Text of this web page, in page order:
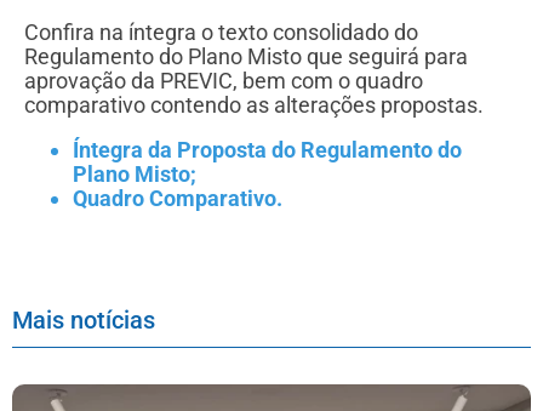
Confira na íntegra o texto consolidado do
Regulamento do Plano Misto que seguirá para
aprovação da PREVIC, bem com o quadro
comparativo contendo as alterações propostas.
Íntegra da Proposta do Regulamento do
Plano Misto;
Quadro Comparativo.
Mais notícias